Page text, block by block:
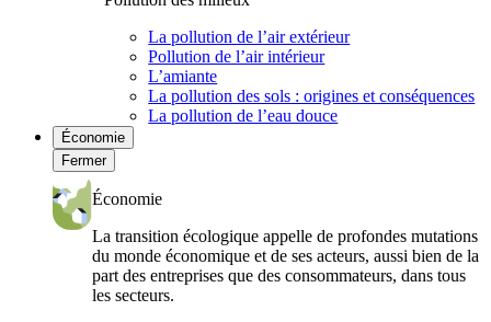
La pollution de l’air extérieur
Pollution de l’air intérieur
L’amiante
La pollution des sols : origines et conséquences
La pollution de l’eau douce
Économie
Fermer
Économie
La transition écologique appelle de profondes mutations
du monde économique et de ses acteurs, aussi bien de la
part des entreprises que des consommateurs, dans tous
les secteurs.